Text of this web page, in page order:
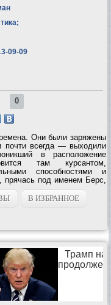
;
09-09
0
Они были заряжены
всегда — выходили
в расположение
там курсантом,
способностями и
под именем Берс,
Однако встречи с
В ИЗБРАННОЕ